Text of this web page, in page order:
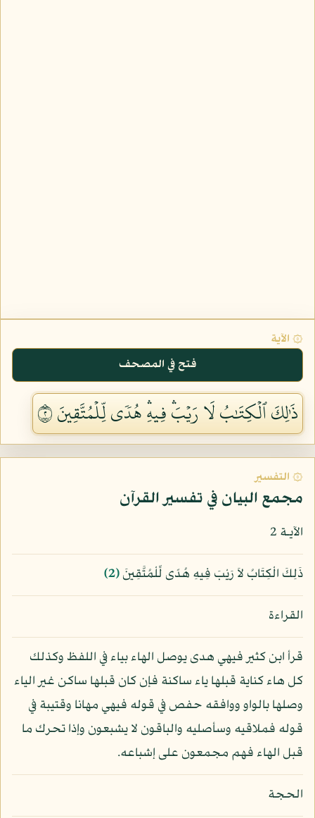
۞ الآية
فتح في المصحف
ذَٰلِكَ ٱلۡكِتَٰبُ لَا رَيۡبَۛ فِيهِۛ هُدٗى لِّلۡمُتَّقِينَ ٢
۞ التفسير
مجمع البيان في تفسير القرآن
الآيـة 2
ذَلِكَ الْكِتَابُ لاَ رَيْبَ فِيهِ هُدًى لِّلْمُتَّقِينَ﴿2﴾
القراءة
قرأ ابن كثير فيهي هدى يوصل الهاء بياء في اللفظ وكذلك
كل هاء كناية قبلها ياء ساكنة فإن كان قبلها ساكن غير الياء
وصلها بالواو ووافقه حفص في قوله فيهي مهانا وقتيبة في
قوله فملاقيه وسأصليه والباقون لا يشبعون وإذا تحرك ما
قبل الهاء فهم مجمعون على إشباعه.
الحجة